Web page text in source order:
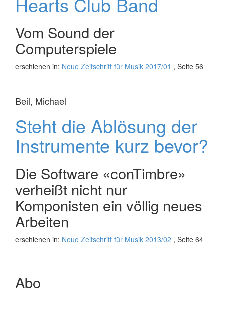
Vom Sound der
Computerspiele
erschienen in: Neue Zeitschrift für Musik 2017/01 , Seite 56
Beil, Michael
Steht die Ablösung der
Instrumente kurz bevor?
Die Software «conTimbre»
verheißt nicht nur
Komponisten ein völlig neues
Arbeiten
erschienen in: Neue Zeitschrift für Musik 2013/02 , Seite 64
Abo